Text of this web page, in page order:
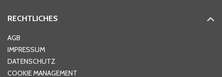
Ort*
Telefon
RECHTLICHES
AGB
IMPRESSUM
DATENSCHUTZ
COOKIE MANAGEMENT